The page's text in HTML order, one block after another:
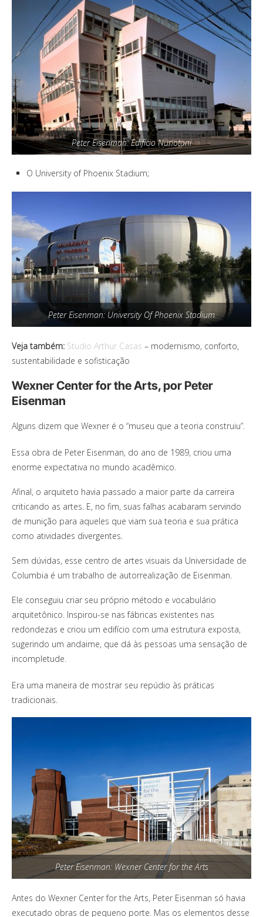
Peter Eisenman: Edifício Nunotani
O University of Phoenix Stadium;
Peter Eisenman: University Of Phoenix Stadium
Veja também: Studio Arthur Casas – modernismo, conforto,
sustentabilidade e sofisticação
Wexner Center for the Arts, por Peter
Eisenman
Alguns dizem que Wexner é o “museu que a teoria construiu”.
Essa obra de Peter Eisenman, do ano de 1989, criou uma
enorme expectativa no mundo acadêmico.
Afinal, o arquiteto havia passado a maior parte da carreira
criticando as artes. E, no fim, suas falhas acabaram servindo
de munição para aqueles que viam sua teoria e sua prática
como atividades divergentes.
Sem dúvidas, esse centro de artes visuais da Universidade de
Columbia é um trabalho de autorrealização de Eisenman.
Ele conseguiu criar seu próprio método e vocabulário
arquitetônico. Inspirou-se nas fábricas existentes nas
redondezas e criou um edifício com uma estrutura exposta,
sugerindo um andaime, que dá às pessoas uma sensação de
incompletude.
Era uma maneira de mostrar seu repúdio às práticas
tradicionais.
Peter Eisenman: Wexner Center for the Arts
Antes do Wexner Center for the Arts, Peter Eisenman só havia
executado obras de pequeno porte. Mas os elementos desse